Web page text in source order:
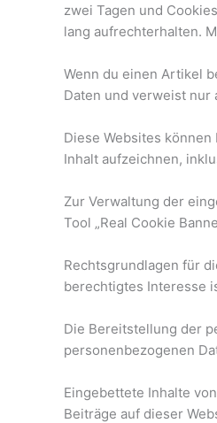
zwei Tagen und
lang aufrechterhalten.
Wenn du einen Artikel
Daten und verweist nur
Diese Websites
Inhalt aufzeichnen,
Zur Verwaltung der
Tool „Real Cookie
Rechtsgrundlagen für
berechtigtes Interesse
Die Bereitstellung der
personenbezogenen
Eingebettete Inhalte
Beiträge auf dieser